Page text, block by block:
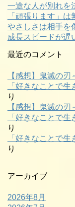
一途な人が別れを
「頑張ります」は
やさしさは相手を
成長スピードが遅
最近のコメント
【感想】鬼滅の刃
「好きなことで
り
【感想】鬼滅の刃
「好きなことで
り
「好きなことで
り
アーカイブ
2026年8月